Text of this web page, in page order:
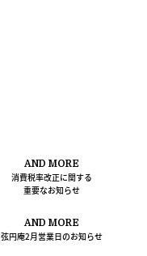
AND MORE
消費税率改正に関する
重要なお知らせ
AND MORE
弦円庵2月営業日のお知らせ